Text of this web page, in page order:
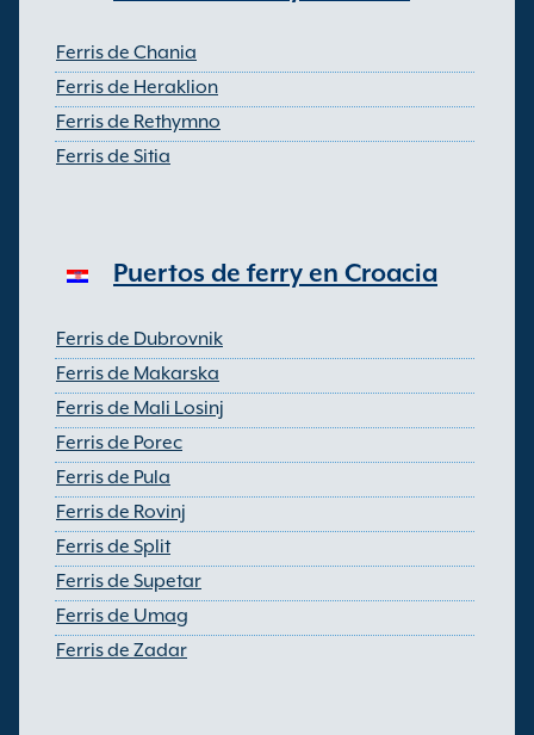
Ferris de Chania
Ferris de Heraklion
Ferris de Rethymno
Ferris de Sitia
Puertos de ferry en Croacia
Ferris de Dubrovnik
Ferris de Makarska
Ferris de Mali Losinj
Ferris de Porec
Ferris de Pula
Ferris de Rovinj
Ferris de Split
Ferris de Supetar
Ferris de Umag
Ferris de Zadar